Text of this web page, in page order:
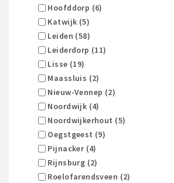
Hoofddorp (6)
Katwijk (5)
Leiden (58)
Leiderdorp (11)
Lisse (19)
Maassluis (2)
Nieuw-Vennep (2)
Noordwijk (4)
Noordwijkerhout (5)
Oegstgeest (9)
Pijnacker (4)
Rijnsburg (2)
Roelofarendsveen (2)